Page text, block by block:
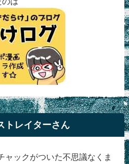
トレイターさん
ャックがついた不思議なくま